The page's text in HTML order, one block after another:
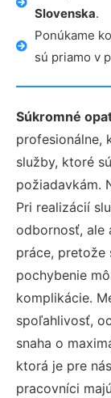
Slovenska.
Ponúkame
sú priamo v
Súkromné
profesionálne,
služby, ktoré
požiadavkám.
Pri realizácií
odbornosť, ale
práce, pretože
pochybenie
komplikácie.
spoľahlivosť,
snaha o
ktorá je pre
pracovníci